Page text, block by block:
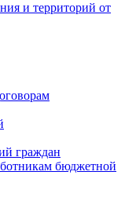
и территорий от
граждан
бюджетной